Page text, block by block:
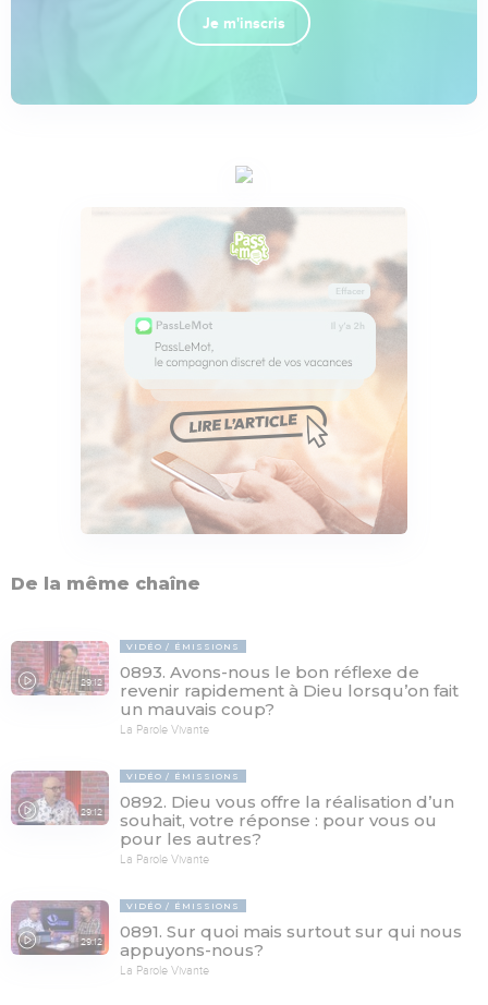
Je m'inscris
De la même chaîne
29:12
VIDÉO ÉMISSIONS
0893. Avons-nous le bon réflexe de
revenir rapidement à Dieu lorsqu’on fait
un mauvais coup?
La Parole Vivante
29:12
VIDÉO ÉMISSIONS
0892. Dieu vous offre la réalisation d’un
souhait, votre réponse : pour vous ou
pour les autres?
La Parole Vivante
29:12
VIDÉO ÉMISSIONS
0891. Sur quoi mais surtout sur qui nous
appuyons-nous?
La Parole Vivante